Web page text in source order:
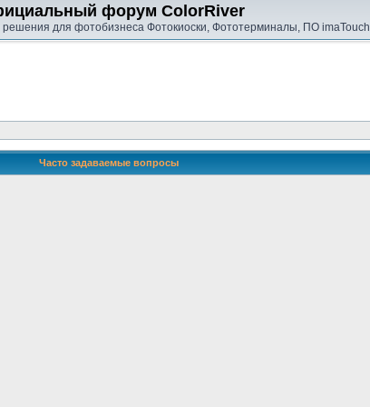
форум ColorRiver
для фотобизнеса Фотокиоски, Фототерминалы, ПО imaTouch
Часто задаваемые вопросы